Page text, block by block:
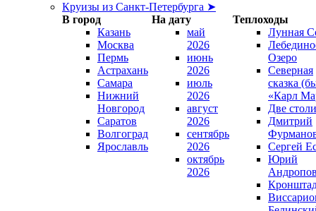
Круизы из Санкт-Петербурга ➤
В город
На дату
Теплоходы
Казань
Москва
Пермь
Астрахань
Самара
Нижний
Новгород
Саратов
Волгоград
Ярославль
май
2026
июнь
2026
июль
2026
август
2026
сентябрь
2026
октябрь
2026
Лунная
Озеро
Северная
сказка
«Карл
Две
Дмитрий
Сергей
Юрий